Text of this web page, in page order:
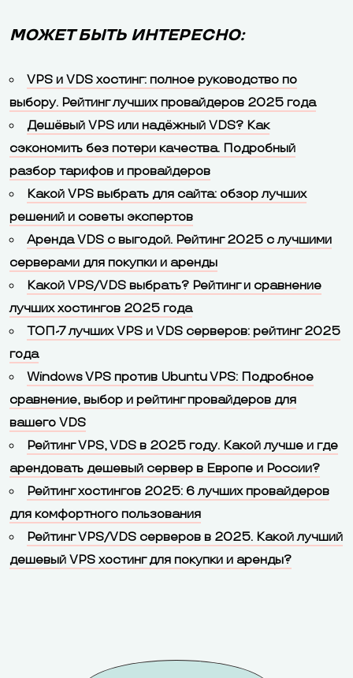
МОЖЕТ БЫТЬ ИНТЕРЕСНО:
VPS и VDS хостинг: полное руководство по
выбору. Рейтинг лучших провайдеров 2025 года
Дешёвый VPS или надёжный VDS? Как
сэкономить без потери качества. Подробный
разбор тарифов и провайдеров
Какой VPS выбрать для сайта: обзор лучших
решений и советы экспертов
Аренда VDS с выгодой. Рейтинг 2025 с лучшими
серверами для покупки и аренды
Какой VPS/VDS выбрать? Рейтинг и сравнение
лучших хостингов 2025 года
ТОП-7 лучших VPS и VDS серверов: рейтинг 2025
года
Windows VPS против Ubuntu VPS: Подробное
сравнение, выбор и рейтинг провайдеров для
вашего VDS
Рейтинг VPS, VDS в 2025 году. Какой лучше и где
арендовать дешевый сервер в Европе и России?
Рейтинг хостингов 2025: 6 лучших провайдеров
для комфортного пользования
Рейтинг VPS/VDS серверов в 2025. Какой лучший
дешевый VPS хостинг для покупки и аренды?